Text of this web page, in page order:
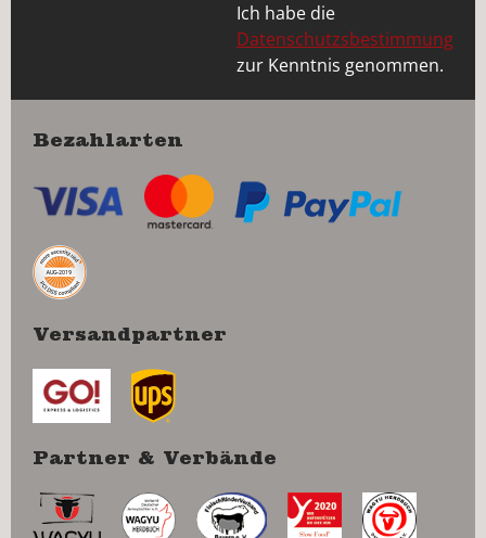
Ich habe die
Datenschutzsbestimmung
zur Kenntnis genommen.
Bezahlarten
Versandpartner
Partner & Verbände